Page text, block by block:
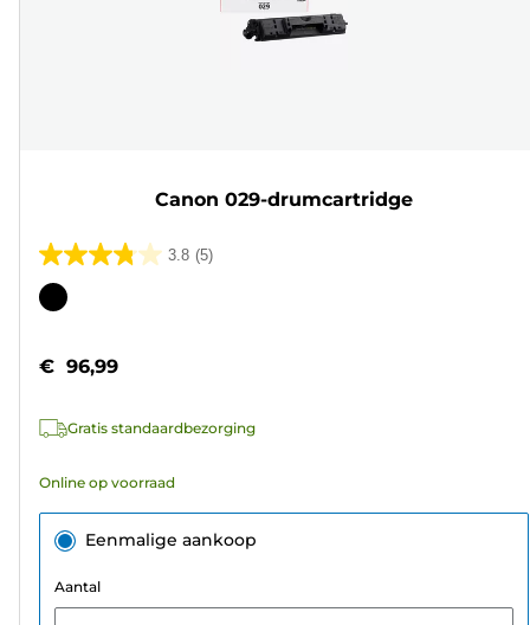
Canon 029-drumcartridge
3.8 (5)
3.8
van
sterren.
beoordelingen
Kleurencartridge
€ 96,99
Gratis standaardbezorging
Online op voorraad
Eenmalige aankoop
Aantal